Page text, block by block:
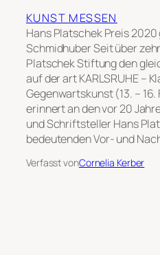
KUNST MESSEN
Hans Platschek Preis 2020
Schmidhuber Seit über
Platschek Stiftung den
auf der art KARLSRUHE –
Gegenwartskunst (13. –
erinnert an den vor 20
und Schriftsteller Hans
bedeutenden Vor- und
Verfasst vonCornelia Kerber